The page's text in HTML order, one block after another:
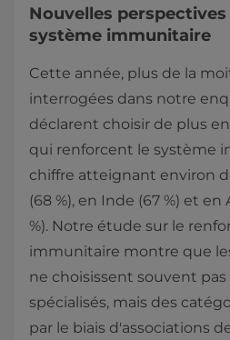
Nouvelles
système immunitaire
Cette année, plus de la
interrogées dans notre
déclarent choisir de plus
qui renforcent le système
chiffre atteignant environ
(68 %), en Inde (67 %) et
%). Notre étude sur le
immunitaire montre que
ne choisissent souvent
spécialisés, mais des
par le biais d'associations